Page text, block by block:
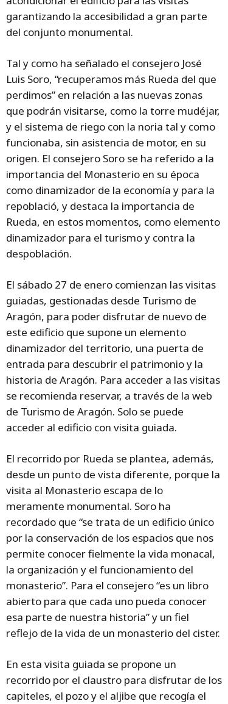
garantizando la accesibilidad a gran parte
del conjunto monumental.
Tal y como ha señalado el consejero José
Luis Soro, “recuperamos más Rueda del que
perdimos” en relación a las nuevas zonas
que podrán visitarse, como la torre mudéjar,
y el sistema de riego con la noria tal y como
funcionaba, sin asistencia de motor, en su
origen. El consejero Soro se ha referido a la
importancia del Monasterio en su época
como dinamizador de la economía y para la
repoblació, y destaca la importancia de
Rueda, en estos momentos, como elemento
dinamizador para el turismo y contra la
despoblación.
El sábado 27 de enero comienzan las visitas
guiadas, gestionadas desde Turismo de
Aragón, para poder disfrutar de nuevo de
este edificio que supone un elemento
dinamizador del territorio, una puerta de
entrada para descubrir el patrimonio y la
historia de Aragón. Para acceder a las visitas
se recomienda reservar, a través de la web
de Turismo de Aragón. Solo se puede
acceder al edificio con visita guiada.
El recorrido por Rueda se plantea, además,
desde un punto de vista diferente, porque la
visita al Monasterio escapa de lo
meramente monumental. Soro ha
recordado que “se trata de un edificio único
por la conservación de los espacios que nos
permite conocer fielmente la vida monacal,
la organización y el funcionamiento del
monasterio”. Para el consejero “es un libro
abierto para que cada uno pueda conocer
esa parte de nuestra historia” y un fiel
reflejo de la vida de un monasterio del cister.
En esta visita guiada se propone un
recorrido por el claustro para disfrutar de los
capiteles, el pozo y el aljibe que recogía el